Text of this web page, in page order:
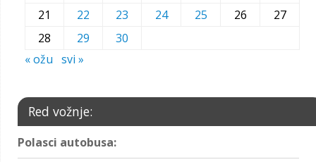
21
22 23 24 25 26
27
28
29
30
« ožu svi »
Red vožnje:
Polasci autobusa: